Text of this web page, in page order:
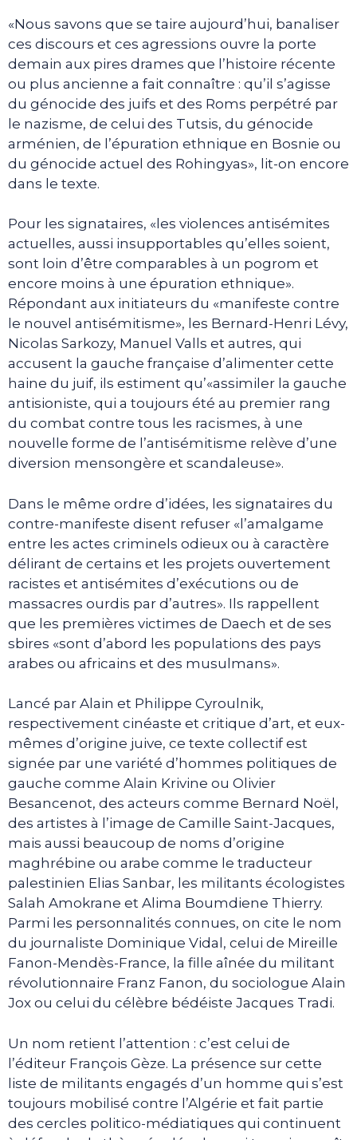
«Nous savons que se taire aujourd’hui, banaliser
ces discours et ces agressions ouvre la porte
demain aux pires drames que l’histoire récente
ou plus ancienne a fait connaître : qu’il s’agisse
du génocide des juifs et des Roms perpétré par
le nazisme, de celui des Tutsis, du génocide
arménien, de l’épuration ethnique en Bosnie ou
du génocide actuel des Rohingyas», lit-on encore
dans le texte.
Pour les signataires, «les violences antisémites
actuelles, aussi insupportables qu’elles soient,
sont loin d’être comparables à un pogrom et
encore moins à une épuration ethnique».
Répondant aux initiateurs du «manifeste contre
le nouvel antisémitisme», les Bernard-Henri Lévy,
Nicolas Sarkozy, Manuel Valls et autres, qui
accusent la gauche française d’alimenter cette
haine du juif, ils estiment qu’«assimiler la gauche
antisioniste, qui a toujours été au premier rang
du combat contre tous les racismes, à une
nouvelle forme de l’antisémitisme relève d’une
diversion mensongère et scandaleuse».
Dans le même ordre d’idées, les signataires du
contre-manifeste disent refuser «l’amalgame
entre les actes criminels odieux ou à caractère
délirant de certains et les projets ouvertement
racistes et antisémites d’exécutions ou de
massacres ourdis par d’autres». Ils rappellent
que les premières victimes de Daech et de ses
sbires «sont d’abord les populations des pays
arabes ou africains et des musulmans».
Lancé par Alain et Philippe Cyroulnik,
respectivement cinéaste et critique d’art, et eux-
mêmes d’origine juive, ce texte collectif est
signée par une variété d’hommes politiques de
gauche comme Alain Krivine ou Olivier
Besancenot, des acteurs comme Bernard Noël,
des artistes à l’image de Camille Saint-Jacques,
mais aussi beaucoup de noms d’origine
maghrébine ou arabe comme le traducteur
palestinien Elias Sanbar, les militants écologistes
Salah Amokrane et Alima Boumdiene Thierry.
Parmi les personnalités connues, on cite le nom
du journaliste Dominique Vidal, celui de Mireille
Fanon-Mendès-France, la fille aînée du militant
révolutionnaire Franz Fanon, du sociologue Alain
Jox ou celui du célèbre bédéiste Jacques Tradi.
Un nom retient l’attention : c’est celui de
l’éditeur François Gèze. La présence sur cette
liste de militants engagés d’un homme qui s’est
toujours mobilisé contre l’Algérie et fait partie
des cercles politico-médiatiques qui continuent